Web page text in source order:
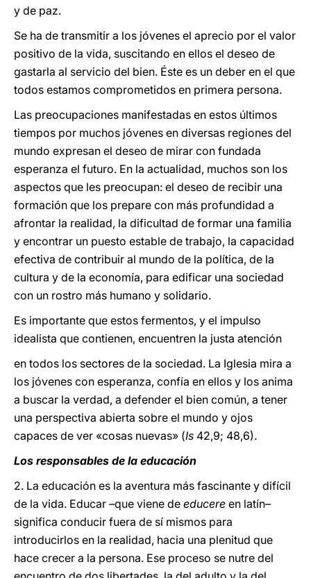
y de paz.
Se ha de transmitir a los jóvenes el aprecio por el valor
positivo de la vida, suscitando en ellos el deseo de
gastarla al servicio del bien. Éste es un deber en el que
todos estamos comprometidos en primera persona.
Las preocupaciones manifestadas en estos últimos
tiempos por muchos jóvenes en diversas regiones del
mundo expresan el deseo de mirar con fundada
esperanza el futuro. En la actualidad, muchos son los
aspectos que les preocupan: el deseo de recibir una
formación que los prepare con más profundidad a
afrontar la realidad, la dificultad de formar una familia
y encontrar un puesto estable de trabajo, la capacidad
efectiva de contribuir al mundo de la política, de la
cultura y de la economía, para edificar una sociedad
con un rostro más humano y solidario.
Es importante que estos fermentos, y el impulso
idealista que contienen, encuentren la justa atención
en todos los sectores de la sociedad. La Iglesia mira a
los jóvenes con esperanza, confía en ellos y los anima
a buscar la verdad, a defender el bien común, a tener
una perspectiva abierta sobre el mundo y ojos
capaces de ver «cosas nuevas» (Is 42,9; 48,6).
Los responsables de la educación
2. La educación es la aventura más fascinante y difícil
de la vida. Educar –que viene de educere en latín–
significa conducir fuera de sí mismos para
introducirlos en la realidad, hacia una plenitud que
hace crecer a la persona. Ese proceso se nutre del